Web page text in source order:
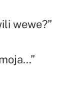
wewe?”